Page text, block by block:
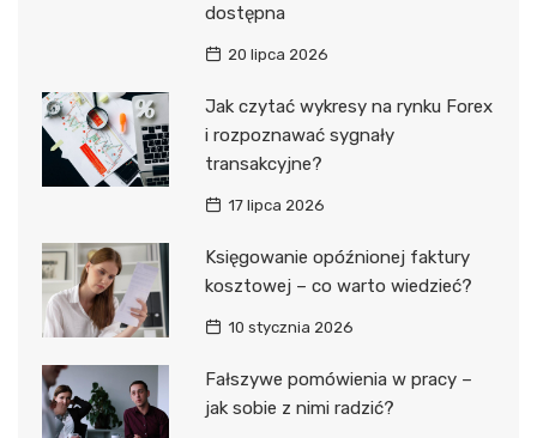
dostępna
20 lipca 2026
Jak czytać wykresy na rynku Forex
i rozpoznawać sygnały
transakcyjne?
17 lipca 2026
Księgowanie opóźnionej faktury
kosztowej – co warto wiedzieć?
10 stycznia 2026
Fałszywe pomówienia w pracy –
jak sobie z nimi radzić?